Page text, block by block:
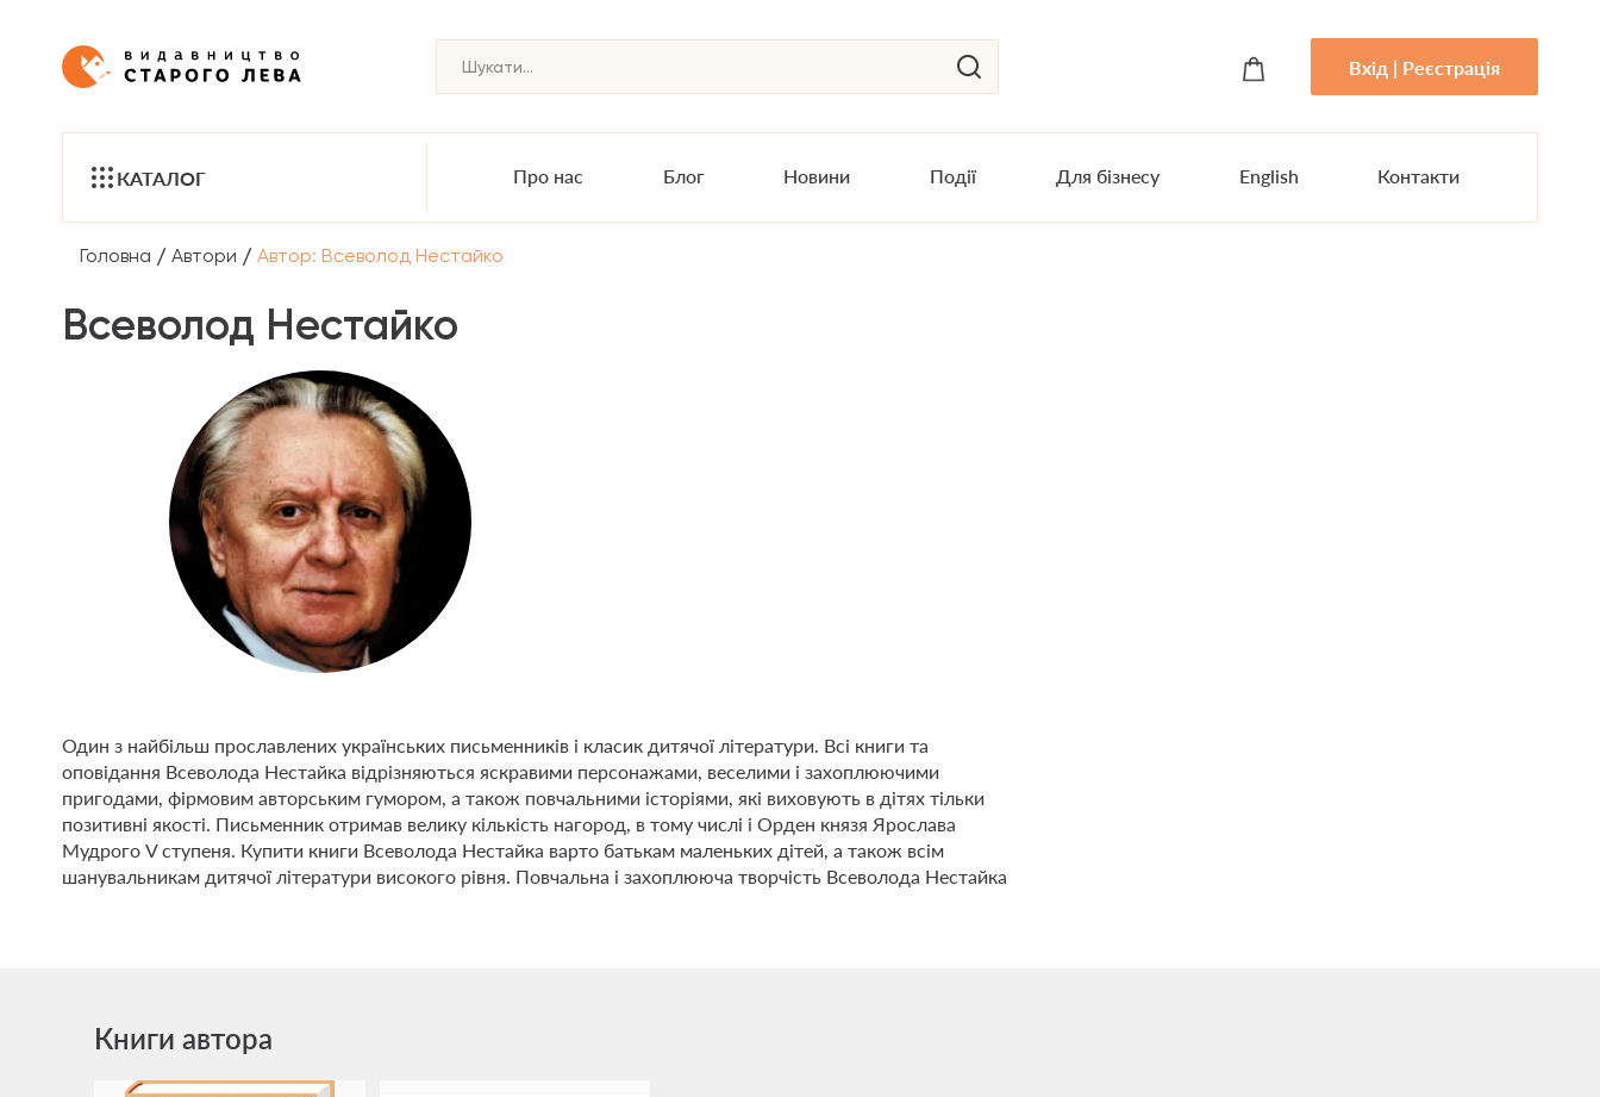
Вхід | Реєстрація
КАТАЛОГ Про нас Блог Новини Події Для бізнесу English Контакти
Головна / Автори / Автор: Всеволод Нестайко
Всеволод Нестайко
Один з найбільш прославлених українських письменників і класик дитячої літератури. Всі книги та
оповідання Всеволода Нестайка відрізняються яскравими персонажами, веселими і захоплюючими
пригодами, фірмовим авторським гумором, а також повчальними історіями, які виховують в дітях тільки
позитивні якості. Письменник отримав велику кількість нагород, в тому числі і Орден князя Ярослава
Мудрого V ступеня. Купити книги Всеволода Нестайка варто батькам маленьких дітей, а також всім
шанувальникам дитячої літератури високого рівня. Повчальна і захоплююча творчість Всеволода Нестайка
Книги автора